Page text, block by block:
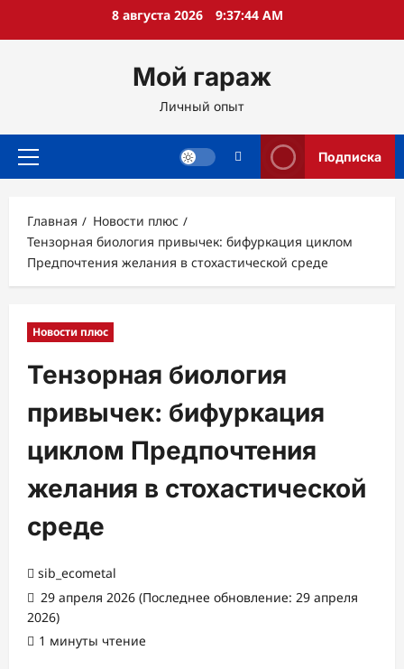
8 августа 2026 9:37:46 AM
Мой гараж
Личный опыт
Основное
Подписка
Главная
Новости плюс
Тензорная биология привычек: бифуркация циклом
Предпочтения желания в стохастической среде
Новости плюс
Тензорная биология
привычек: бифуркация
циклом Предпочтения
желания в стохастической
среде
sib_ecometal
29 апреля 2026 (Последнее обновление: 29 апреля
2026)
1 минуты чтение